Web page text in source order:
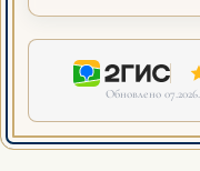
Обновлено 07.2026.